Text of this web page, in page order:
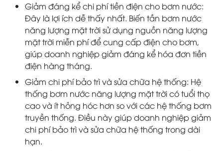
Giảm đáng kể chi phí tiền điện cho bơm nước:
Đây là lợi ích dễ thấy nhất. Biến tần bơm nước
năng lượng mặt trời sử dụng nguồn năng lượng
mặt trời miễn phí để cung cấp điện cho bơm,
giúp doanh nghiệp giảm đáng kể hóa đơn tiền
điện hàng tháng.
Giảm chi phí bảo trì và sửa chữa hệ thống: Hệ
thống bơm nước năng lượng mặt trời có tuổi thọ
cao và ít hỏng hóc hơn so với các hệ thống bơm
truyền thống. Điều này giúp doanh nghiệp giảm
chi phí bảo trì và sửa chữa hệ thống trong dài
hạn.